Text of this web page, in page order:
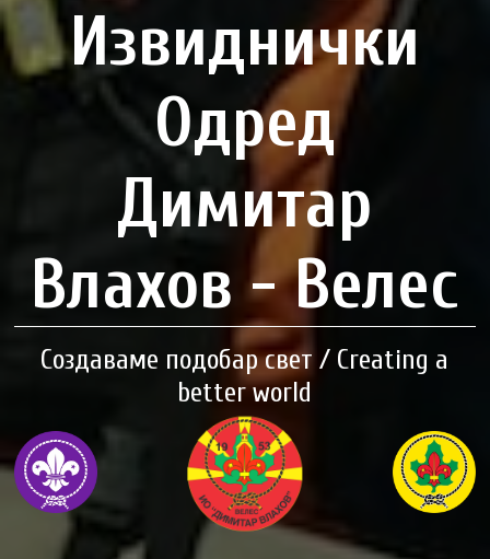
Извиднички
Одред
Димитар
Влахов - Велес
Создаваме подобар свет / Creating a
better world